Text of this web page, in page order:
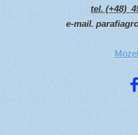
tel. (+48)
e-mail.